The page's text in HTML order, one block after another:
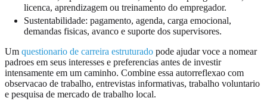
licenca, aprendizagem ou treinamento do empregador.
Sustentabilidade: pagamento, agenda, carga emocional,
demandas fisicas, avanco e suporte dos supervisores.
Um questionario de carreira estruturado pode ajudar voce a nomear
padroes em seus interesses e preferencias antes de investir
intensamente em um caminho. Combine essa autorreflexao com
observacao de trabalho, entrevistas informativas, trabalho voluntario
e pesquisa de mercado de trabalho local.